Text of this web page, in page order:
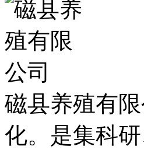
磁县养殖有
化。是集科